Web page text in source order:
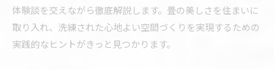
体験談を交えながら徹底解説します。畳の美しさを住まいに
取り入れ、洗練された心地よい空間づくりを実現するための
実践的なヒントがきっと見つかります。